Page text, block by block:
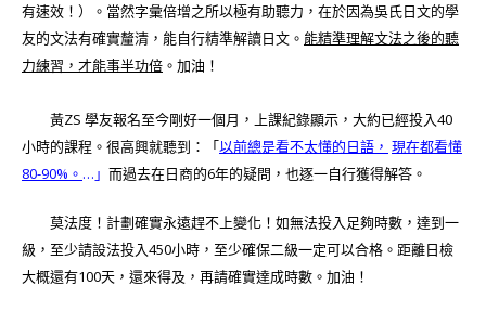
有速效！）。當然字彙倍增之所以極有助聽力，在於因為吳氏日文的學
友的文法有確實釐清，能自行精準解讀日文。 能精準理解文法之後的聽
力練習，才能事半功倍 。加油！
黃ZS 學友報名至今剛好一個月，上課紀錄顯示，大約已經投入40
小時的課程。很高興就聽到：「以前總是看不太懂的日語， 現在都看懂
80-90%。 …」 而過去在日商的6年的疑問，也逐一自行獲得解答。
莫法度！計劃確實永遠趕不上變化！如無法投入足夠時數，達到一
級，至少請設法投入450小時，至少確保二級一定可以合格。距離日檢
大概還有100天，還來得及，再請確實達成時數。加油！